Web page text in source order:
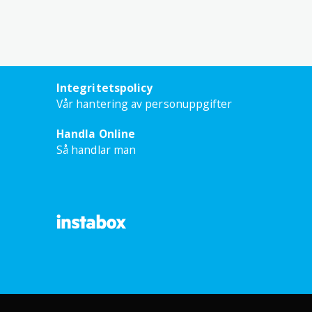
Integritetspolicy
Vår hantering av personuppgifter
Handla Online
Så handlar man